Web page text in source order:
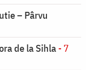
– Pârvu
de la Sihla- 7